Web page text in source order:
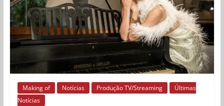
Making of Notícias Produção TV/Streaming
Últimas
Notícias